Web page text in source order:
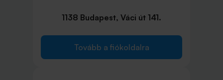
1138 Budapest, Váci út 141.
Tovább a fiókoldalra